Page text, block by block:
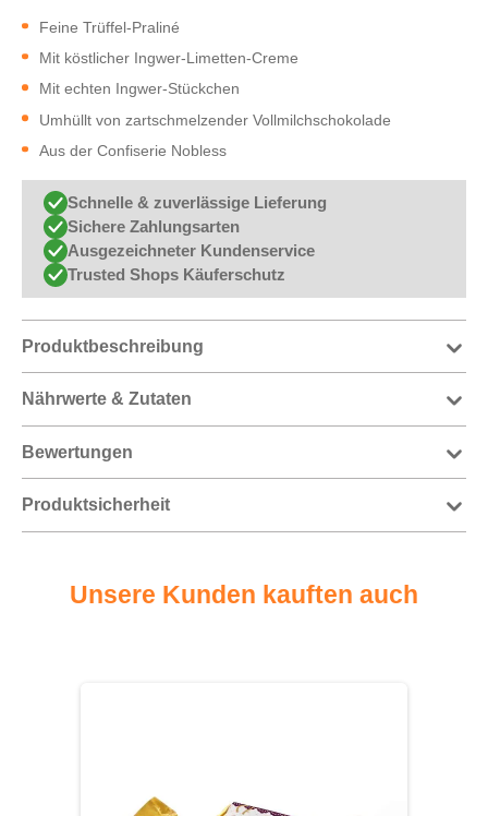
Feine Trüffel-Praliné
Mit köstlicher Ingwer-Limetten-Creme
Mit echten Ingwer-Stückchen
Umhüllt von zartschmelzender Vollmilchschokolade
Aus der Confiserie Nobless
Schnelle & zuverlässige Lieferung
Sichere Zahlungsarten
Ausgezeichneter Kundenservice
Trusted Shops Käuferschutz
Produktbeschreibung
Nährwerte & Zutaten
Bewertungen
Produktsicherheit
Unsere Kunden kauften auch